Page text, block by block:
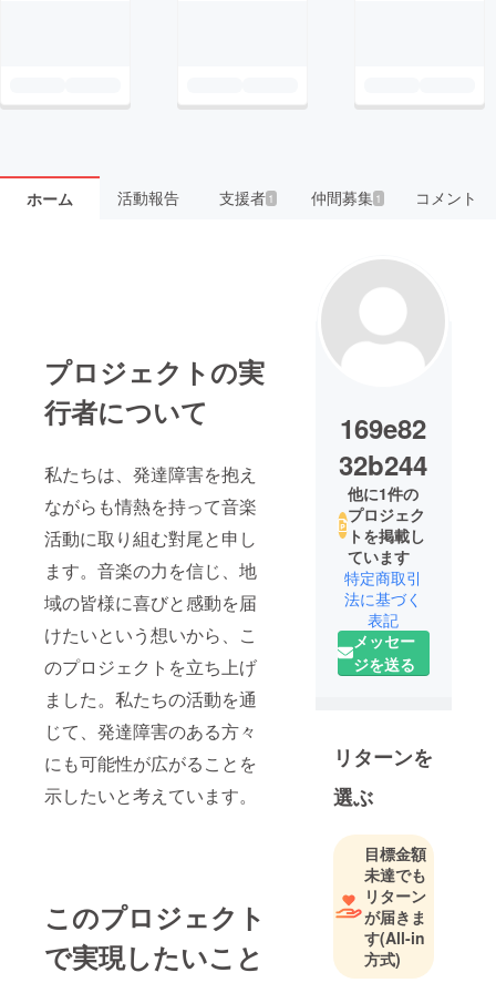
ホーム 活動報告 支援者 1 仲間募集 1 コメント
プロジェクトの実
行者について
私たちは、発達障害を抱え
ながらも情熱を持って音楽
活動に取り組む對尾と申し
ます。音楽の力を信じ、地
域の皆様に喜びと感動を届
けたいという想いから、こ
のプロジェクトを立ち上げ
ました。私たちの活動を通
じて、発達障害のある方々
にも可能性が広がることを
示したいと考えています。
このプロジェクト
で実現したいこと
169e82
32b244
他に1件の
プロジェク
トを掲載し
ています
特定商取引
法に基づく
表記
メッセー
ジを送る
リターンを
選ぶ
目標金額
未達でも
リターン
が届きま
す(All-in
方式)